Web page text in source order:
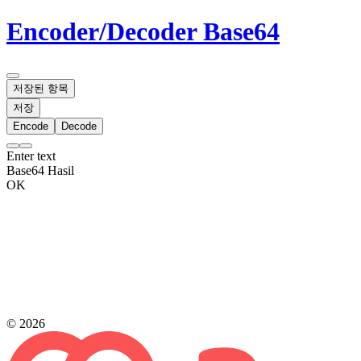
Encoder/Decoder Base64
저장된 항목
저장
Encode
Decode
Enter text
Base64 Hasil
OK
© 2026